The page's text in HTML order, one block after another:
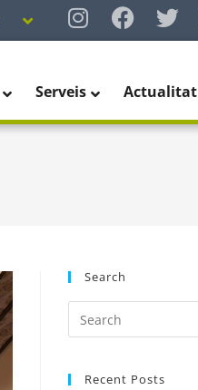
Serveis Actualitat
Search
Recent Posts